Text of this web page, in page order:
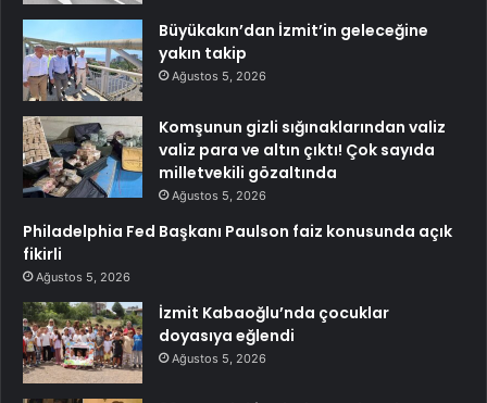
Büyükakın’dan İzmit’in geleceğine
yakın takip
Ağustos 5, 2026
Komşunun gizli sığınaklarından valiz
valiz para ve altın çıktı! Çok sayıda
milletvekili gözaltında
Ağustos 5, 2026
Philadelphia Fed Başkanı Paulson faiz konusunda açık
fikirli
Ağustos 5, 2026
İzmit Kabaoğlu’nda çocuklar
doyasıya eğlendi
Ağustos 5, 2026